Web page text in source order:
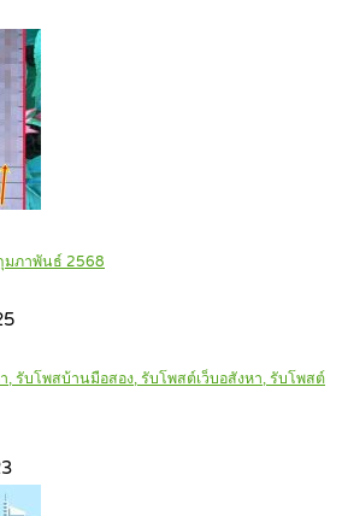
มภาพันธ์ 2568
, รับโพสบ้านมือสอง, รับโพสต์เว็บอสังหา, รับโพสต์